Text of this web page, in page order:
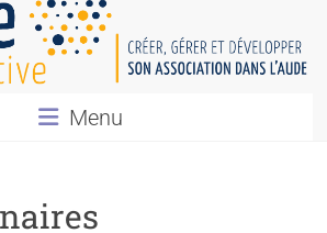
Menu